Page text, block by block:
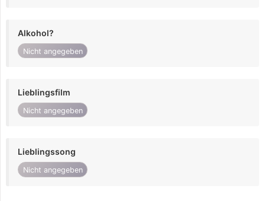
Alkohol?
Nicht angegeben
Lieblingsfilm
Nicht angegeben
Lieblingssong
Nicht angegeben